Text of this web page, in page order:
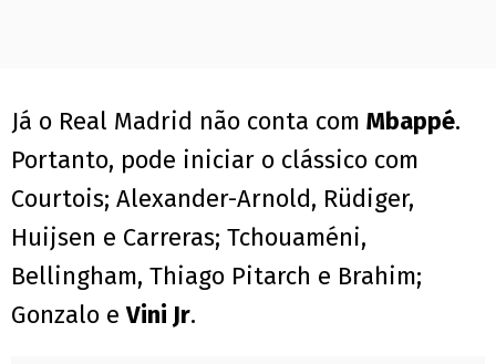
Já o Real Madrid não conta com Mbappé.
Portanto, pode iniciar o clássico com
Courtois; Alexander-Arnold, Rüdiger,
Huijsen e Carreras; Tchouaméni,
Bellingham, Thiago Pitarch e Brahim;
Gonzalo eVini Jr.